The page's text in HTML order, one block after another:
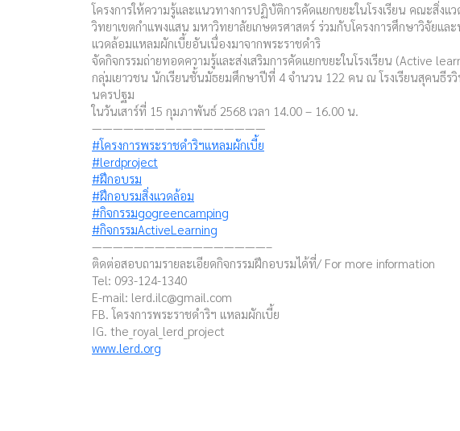
โครงการให้ความรู้และแนวทางการปฏิบัติการคัดแยกขยะในโรงเรียน คณะสิ่งแ
วิทยาเขตกำแพงแสน มหาวิทยาลัยเกษตรศาสตร์ ร่วมกับโครงการศึกษาวิจัยแล
แวดล้อมแหลมผักเบี้ยอันเนื่องมาจากพระราชดำริ
จัดกิจกรรมถ่ายทอดความรู้และส่งเสริมการคัดแยกขยะในโรงเรียน (Active
กลุ่มเยาวชน นักเรียนชั้นมัธยมศึกษาปีที่ 4 จำนวน 122 คน ณ โรงเรียนสุคนธีร
นครปฐม
ในวันเสาร์ที่ 15 กุมภาพันธ์ 2568 เวลา 14.00 – 16.00 น.
————————–————————
#โครงการพระราชดำริฯแหลมผักเบี้ย
#lerdproject
#ฝึกอบรม
#ฝึกอบรมสิ่งแวดล้อม
#กิจกรรมgogreencamping
#กิจกรรมActiveLearning
————————–————————–
ติดต่อสอบถามรายละเอียดกิจกรรมฝึกอบรมได้ที่/ For more information
Tel: 093-124-1340
E-mail: lerd.ilc@gmail.com
FB. โครงการพระราชดำริฯ แหลมผักเบี้ย
IG. the_royal_lerd_project
www.lerd.org